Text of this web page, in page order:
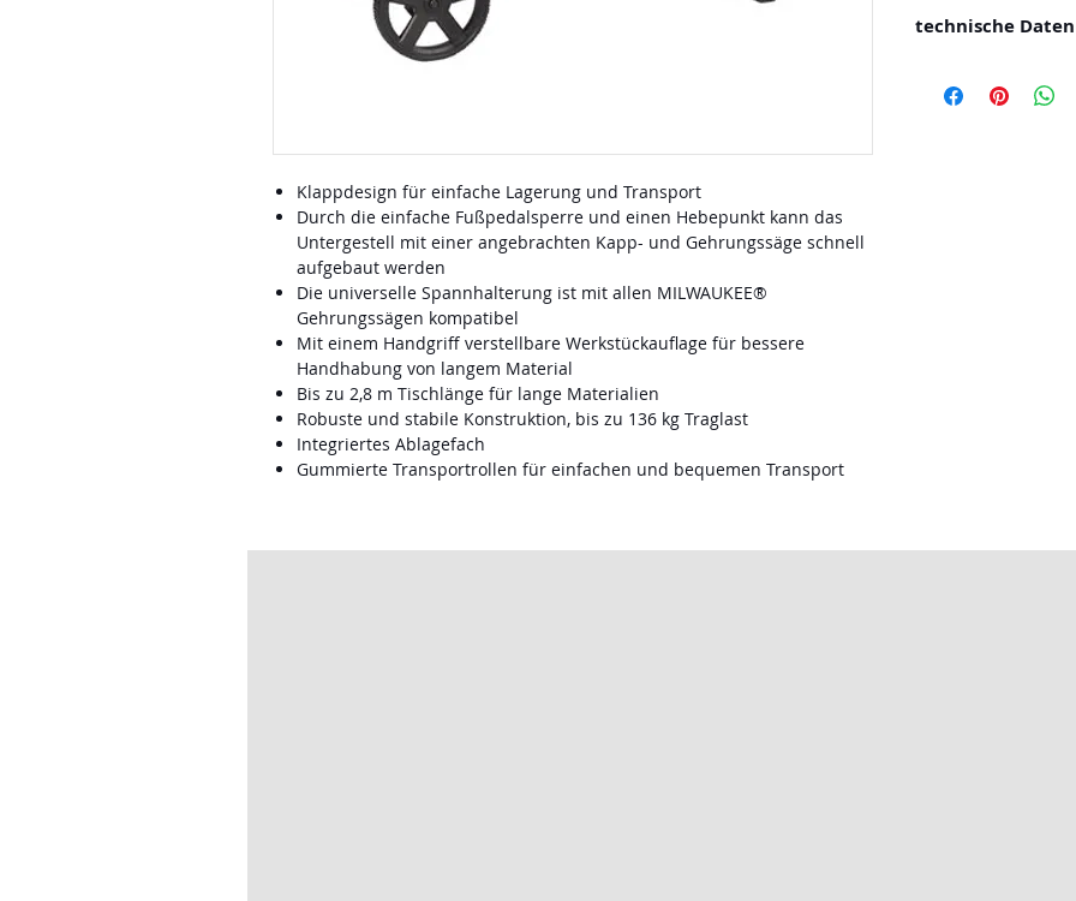
Klappdesign für einfache Lagerung und Transport
Durch die einfache Fußpedalsperre und einen Hebepunkt kann das
Untergestell mit einer angebrachten Kapp- und Gehrungssäge schnell
aufgebaut werden
Die universelle Spannhalterung ist mit allen MILWAUKEE®
Gehrungssägen kompatibel
Mit einem Handgriff verstellbare Werkstückauflage für bessere
Handhabung von langem Material
Bis zu 2,8 m Tischlänge für lange Materialien
Robuste und stabile Konstruktion, bis zu 136 kg Traglast
Integriertes Ablagefach
Gummierte Transportrollen für einfachen und bequemen Transport
technische Daten
Bezugswert (mm)